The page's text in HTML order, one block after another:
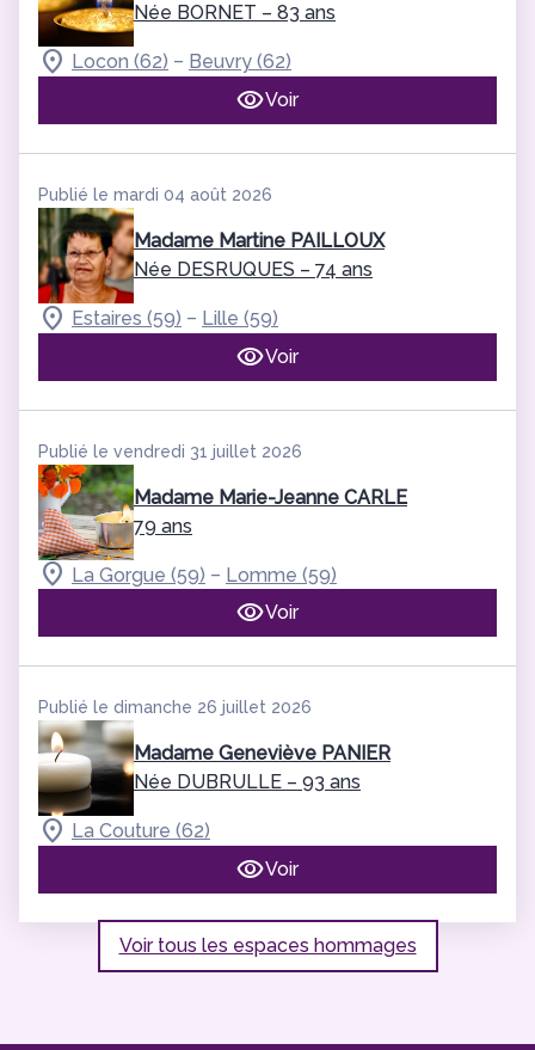
Née BORNET – 83 ans
Locon (62) – Beuvry (62)
Voir
Publié le mardi 04 août 2026
Madame Martine PAILLOUX
Née DESRUQUES – 74 ans
Estaires (59) – Lille (59)
Voir
Publié le vendredi 31 juillet 2026
Madame Marie-Jeanne CARLE
79 ans
La Gorgue (59) – Lomme (59)
Voir
Publié le dimanche 26 juillet 2026
Madame Geneviève PANIER
Née DUBRULLE – 93 ans
La Couture (62)
Voir
Voir tous les espaces hommages